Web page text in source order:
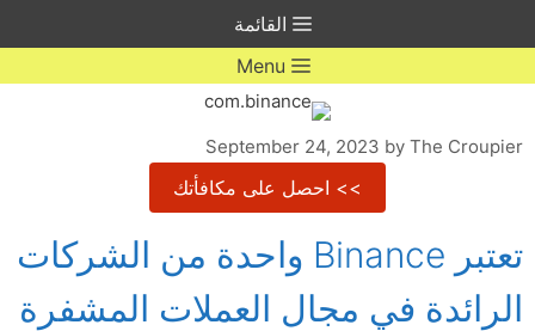
القائمة
Menu
September 24, 2023 by The Croupier
>> احصل على مكافأتك
تعتبر Binance واحدة من الشركات
الرائدة في مجال العملات المشفرة